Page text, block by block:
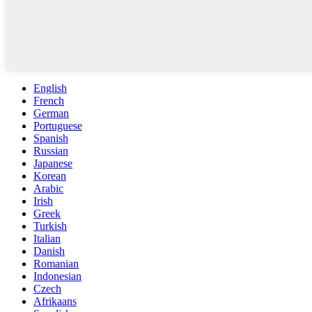
English
French
German
Portuguese
Spanish
Russian
Japanese
Korean
Arabic
Irish
Greek
Turkish
Italian
Danish
Romanian
Indonesian
Czech
Afrikaans